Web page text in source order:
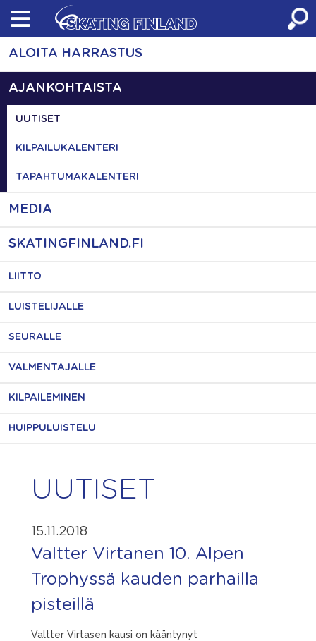
Skip
content
ALOITA HARRASTUS
AJANKOHTAISTA
UUTISET
KILPAILUKALENTERI
TAPAHTUMAKALENTERI
MEDIA
SKATINGFINLAND.FI
LIITTO
LUISTELIJALLE
SEURALLE
VALMENTAJALLE
KILPAILEMINEN
HUIPPULUISTELU
UUTISET
15.11.2018
Valtter Virtanen 10. Alpen
Trophyssä kauden parhailla
pisteillä
Valtter Virtasen kausi on kääntynyt